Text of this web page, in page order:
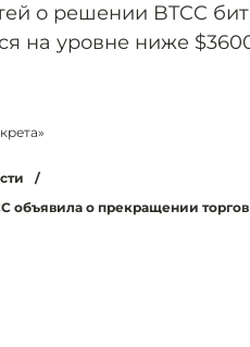
о решении BTCC
на уровне ниже
/
объявила о прекращении